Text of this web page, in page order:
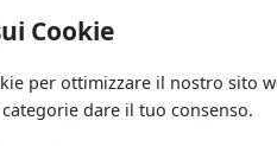
Cookie
per ottimizzare il nostro sito
dare il tuo consenso.
a risparmi energetico,
di raccolta
da 49 euro e posto letto
dalla mitica Royal Mile, si